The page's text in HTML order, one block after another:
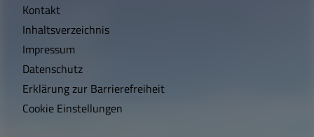
c
h
t
i
Kontakt
Inhaltsverzeichnis
Impressum
Datenschutz
Erklärung zur Barrierefreiheit
Cookie Einstellungen